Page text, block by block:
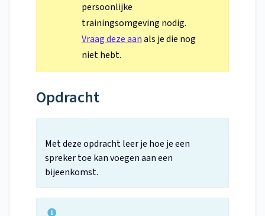
persoonlijke
trainingsomgeving nodig.
Vraag deze aanals je die nog
niet hebt.
Opdracht
Met deze opdracht leer je hoe je een
spreker toe kan voegen aan een
bijeenkomst.